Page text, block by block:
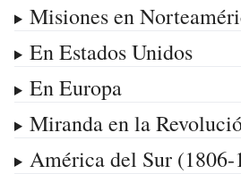
Misiones en
En Estados Unidos
En Europa
Miranda en la
América del Sur (1806-